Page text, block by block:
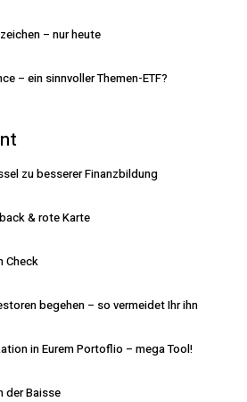
– nur heute
– ein sinnvoller Themen-ETF?
zu besserer Finanzbildung
& rote Karte
Check
begehen – so vermeidet Ihr ihn
in Eurem Portoflio – mega Tool!
der Baisse